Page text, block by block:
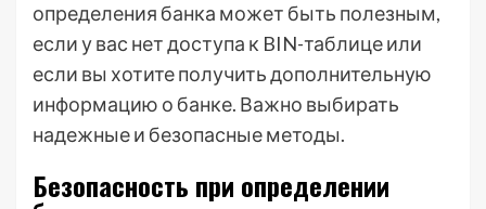
определения банка может быть полезным,
если у вас нет доступа к BIN-таблице или
если вы хотите получить дополнительную
информацию о банке. Важно выбирать
надежные и безопасные методы.
Безопасность при определении